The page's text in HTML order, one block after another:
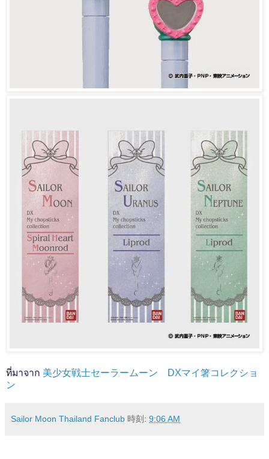
ที่มาจาก 美少女戦士セーラームーン DXマイ箸コレクショ
ン
Sailor Moon Thailand Fanclub 時刻: 9:06 AM